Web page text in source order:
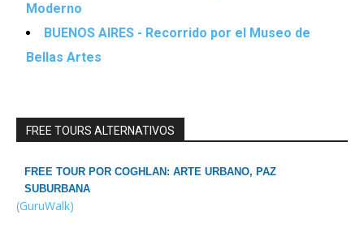
Moderno
BUENOS AIRES - Recorrido por el Museo de
Bellas Artes
FREE TOURS ALTERNATIVOS
FREE TOUR POR COGHLAN: ARTE URBANO, PAZ
SUBURBANA
(GuruWalk)